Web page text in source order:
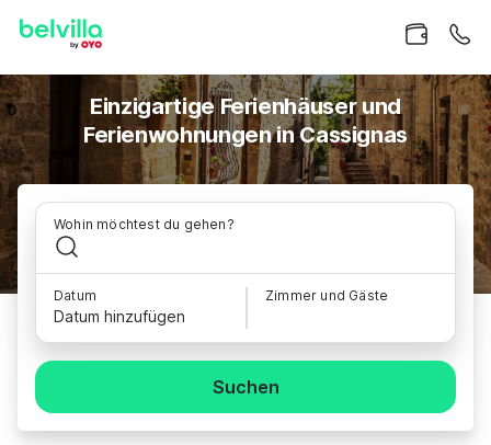
Einzigartige Ferienhäuser und
Ferienwohnungen in Cassignas
Wohin möchtest du gehen?
Datum
Datum hinzufügen
Zimmer und Gäste
Suchen